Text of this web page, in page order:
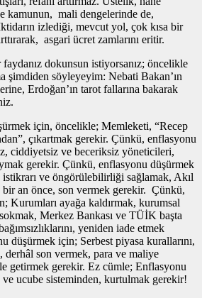
kamunun, mali dengelerinde de,
izlediği, mevcut yol, çok kısa bir
asgari ücret zamlarını eritir.
dokunsun istiyorsanız; öncelikle
şimdiden söyleyeyim: Nebati Bakan’ın
Erdoğan’ın tarot fallarına bakarak
için, öncelikle; Memleketi, “Recep
çıkartmak gerekir. Çünkü, enflasyonu
ciddiyetsiz ve beceriksiz yöneticileri,
gerekir. Çünkü, enflasyonu düşürmek
ve öngörülebilirliği sağlamak, Akıl
bir an önce, son vermek gerekir. Çünkü,
Kurumları ayağa kaldırmak, kurumsal
Merkez Bankası ve TÜİK başta
yeniden iade etmek
düşürmek için; Serbest piyasa kurallarını,
derhâl son vermek, para ve maliye
getirmek gerekir. Ez cümle; Enflasyonu
ucube sisteminden, kurtulmak gerekir!